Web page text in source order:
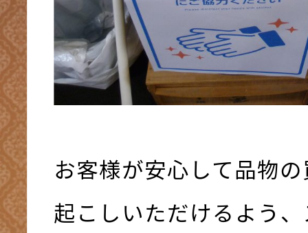
お客様が安心して品物
起こしいただけるよう